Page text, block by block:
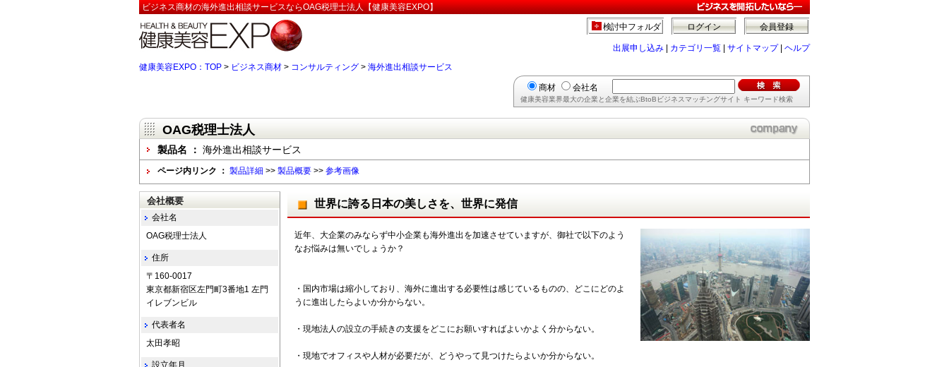
ビジネス商材の海外進出相談サービスならOAG税理士法人【健康美容EXPO】
会員登録
ログイン
検討中フォルダ
出展申し込み カテゴリ一覧 サイトマップ| ヘルプ
健康美容EXPO：TOP > ビジネス商材 > コンサルティング > 海外進出相談サービス
商材 会社名
健康美容業界最大の企業と企業を結ぶBtoBビジネスマッチングサイト キーワード検索
OAG税理士法人
製品名 ： 海外進出相談サービス
ページ内リンク ： 製品詳細 >> 製品概要 >> 参考画像
世界に誇る日本の美しさを、世界に発信
近年、大企業のみならず中小企業も海外進出を加速させていますが、御社で以下のよう
なお悩みは無いでしょうか？
・国内市場は縮小しており、海外に進出する必要性は感じているものの、どこにどのよ
うに進出したらよいか分からない。
・現地法人の設立の手続きの支援をどこにお願いすればよいかよく分からない。
・現地でオフィスや人材が必要だが、どうやって見つけたらよいか分からない。
会社概要
会社名
OAG税理士法人
住所
〒160-0017
東京都新宿区左門町3番地1 左門
イレブンビル
代表者名
太田孝昭
設立年月